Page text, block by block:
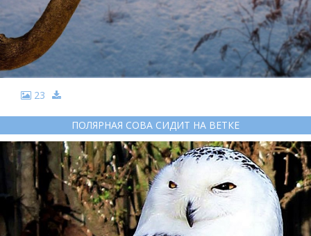
23
ПОЛЯРНАЯ СОВА СИДИТ НА ВЕТКЕ